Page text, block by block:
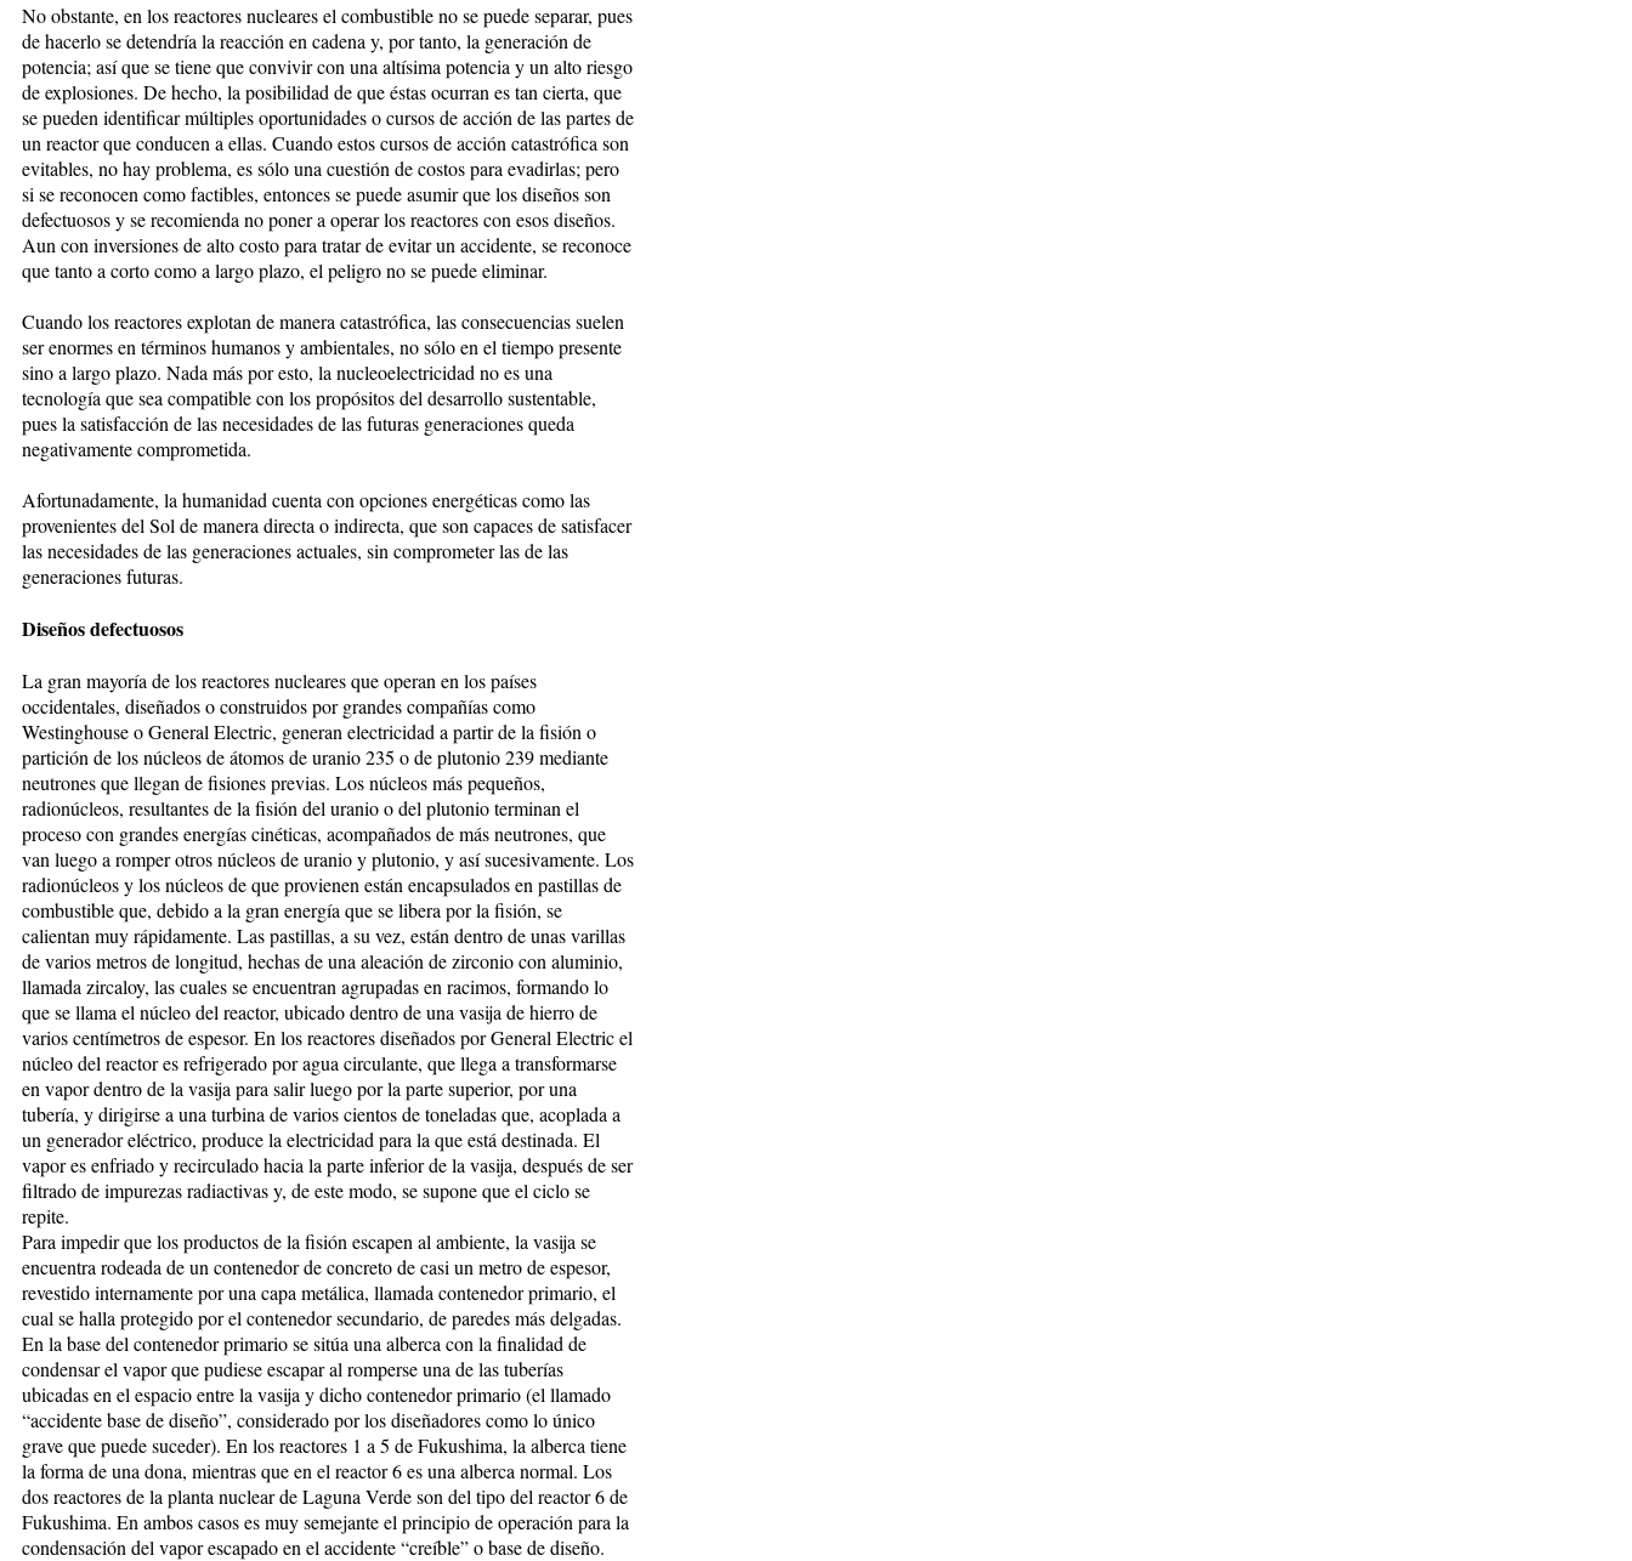
No obstante, en los reactores nucleares el combustible no se puede separar, pues
de hacerlo se detendría la reacción en cadena y, por tanto, la generación de
potencia; así que se tiene que convivir con una altísima potencia y un alto riesgo
de explosiones. De hecho, la posibilidad de que éstas ocurran es tan cierta, que
se pueden identificar múltiples oportunidades o cursos de acción de las partes de
un reactor que conducen a ellas. Cuando estos cursos de acción catastrófica son
evitables, no hay problema, es sólo una cuestión de costos para evadirlas; pero
si se reconocen como factibles, entonces se puede asumir que los diseños son
defectuosos y se recomienda no poner a operar los reactores con esos diseños.
Aun con inversiones de alto costo para tratar de evitar un accidente, se reconoce
que tanto a corto como a largo plazo, el peligro no se puede eliminar.
Cuando los reactores explotan de manera catastrófica, las consecuencias suelen
ser enormes en términos humanos y ambientales, no sólo en el tiempo presente
sino a largo plazo. Nada más por esto, la nucleoelectricidad no es una
tecnología que sea compatible con los propósitos del desarrollo sustentable,
pues la satisfacción de las necesidades de las futuras generaciones queda
negativamente comprometida.
Afortunadamente, la humanidad cuenta con opciones energéticas como las
provenientes del Sol de manera directa o indirecta, que son capaces de satisfacer
las necesidades de las generaciones actuales, sin comprometer las de las
generaciones futuras.
Diseños defectuosos
La gran mayoría de los reactores nucleares que operan en los países
occidentales, diseñados o construidos por grandes compañías como
Westinghouse o General Electric, generan electricidad a partir de la fisión o
partición de los núcleos de átomos de uranio 235 o de plutonio 239 mediante
neutrones que llegan de fisiones previas. Los núcleos más pequeños,
radionúcleos, resultantes de la fisión del uranio o del plutonio terminan el
proceso con grandes energías cinéticas, acompañados de más neutrones, que
van luego a romper otros núcleos de uranio y plutonio, y así sucesivamente. Los
radionúcleos y los núcleos de que provienen están encapsulados en pastillas de
combustible que, debido a la gran energía que se libera por la fisión, se
calientan muy rápidamente. Las pastillas, a su vez, están dentro de unas varillas
de varios metros de longitud, hechas de una aleación de zirconio con aluminio,
llamada zircaloy, las cuales se encuentran agrupadas en racimos, formando lo
que se llama el núcleo del reactor, ubicado dentro de una vasija de hierro de
varios centímetros de espesor. En los reactores diseñados por General Electric el
núcleo del reactor es refrigerado por agua circulante, que llega a transformarse
en vapor dentro de la vasija para salir luego por la parte superior, por una
tubería, y dirigirse a una turbina de varios cientos de toneladas que, acoplada a
un generador eléctrico, produce la electricidad para la que está destinada. El
vapor es enfriado y recirculado hacia la parte inferior de la vasija, después de ser
filtrado de impurezas radiactivas y, de este modo, se supone que el ciclo se
repite.
Para impedir que los productos de la fisión escapen al ambiente, la vasija se
encuentra rodeada de un contenedor de concreto de casi un metro de espesor,
revestido internamente por una capa metálica, llamada contenedor primario, el
cual se halla protegido por el contenedor secundario, de paredes más delgadas.
En la base del contenedor primario se sitúa una alberca con la finalidad de
condensar el vapor que pudiese escapar al romperse una de las tuberías
ubicadas en el espacio entre la vasija y dicho contenedor primario (el llamado
“accidente base de diseño”, considerado por los diseñadores como lo único
grave que puede suceder). En los reactores 1 a 5 de Fukushima, la alberca tiene
la forma de una dona, mientras que en el reactor 6 es una alberca normal. Los
dos reactores de la planta nuclear de Laguna Verde son del tipo del reactor 6 de
Fukushima. En ambos casos es muy semejante el principio de operación para la
condensación del vapor escapado en el accidente “creíble” o base de diseño.